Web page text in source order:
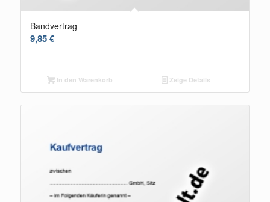
Bandvertrag
9,85€
In den Warenkorb Zeige Details